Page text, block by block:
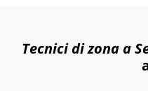
Tecnici di zona a